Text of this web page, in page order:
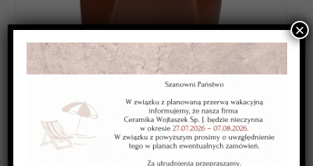
SZKLIWA NISKOTOPLIWE 1080-1120*C
×